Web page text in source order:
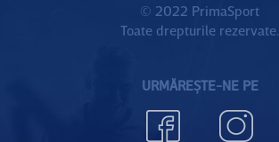
© 2022 PrimaSport
Toate drepturile rezervate.
URMĂREȘTE-NE PE